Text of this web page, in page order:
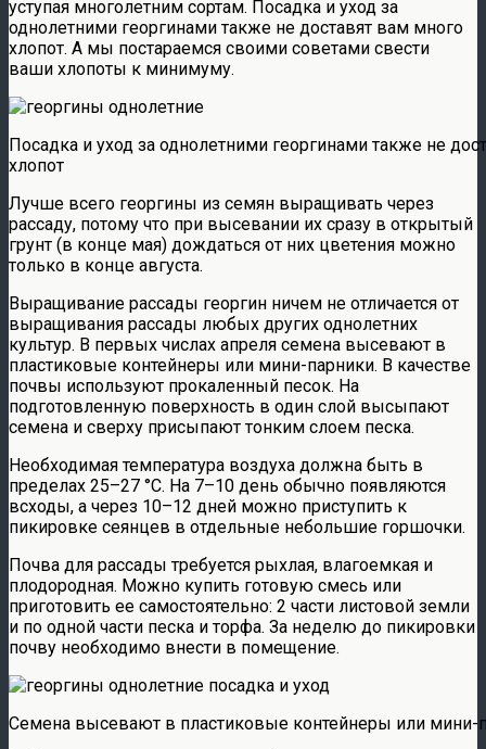
уступая многолетним сортам. Посадка и уход за
однолетними георгинами также не доставят вам много
хлопот. А мы постараемся своими советами свести
ваши хлопоты к минимуму.
Посадка и уход за однолетними георгинами также не
хлопот
Лучше всего георгины из семян выращивать через
рассаду, потому что при высевании их сразу в открытый
грунт (в конце мая) дождаться от них цветения можно
только в конце августа.
Выращивание рассады георгин ничем не отличается от
выращивания рассады любых других однолетних
культур. В первых числах апреля семена высевают в
пластиковые контейнеры или мини-парники. В качестве
почвы используют прокаленный песок. На
подготовленную поверхность в один слой высыпают
семена и сверху присыпают тонким слоем песка.
Необходимая температура воздуха должна быть в
пределах 25–27 °С. На 7–10 день обычно появляются
всходы, а через 10–12 дней можно приступить к
пикировке сеянцев в отдельные небольшие горшочки.
Почва для рассады требуется рыхлая, влагоемкая и
плодородная. Можно купить готовую смесь или
приготовить ее самостоятельно: 2 части листовой земли
и по одной части песка и торфа. За неделю до пикировки
почву необходимо внести в помещение.
Семена высевают в пластиковые контейнеры или мини-